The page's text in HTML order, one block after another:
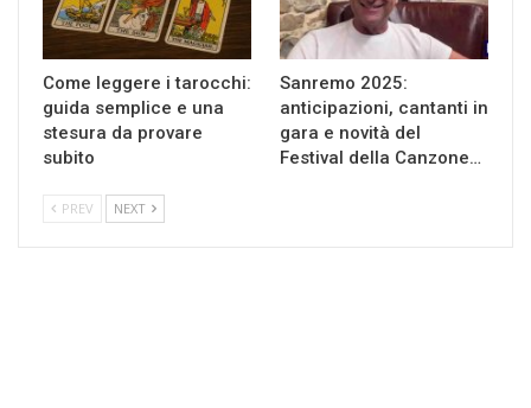
Come leggere i tarocchi:
guida semplice e una
stesura da provare
subito
Sanremo 2025:
anticipazioni, cantanti in
gara e novità del
Festival della Canzone…
PREV NEXT